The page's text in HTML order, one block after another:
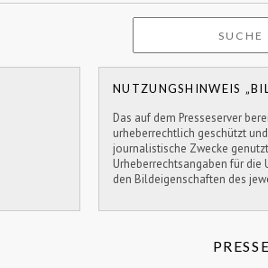
NUTZUNGSHINWEIS
Das auf dem Presseserver
urheberrechtlich geschützt
journalistische Zwecke
Urheberrechtsangaben für die
den Bildeigenschaften des